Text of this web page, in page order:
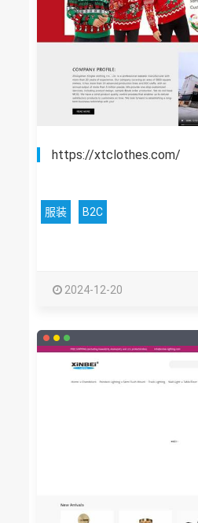
https://xtclothes.com/
服装 B2C
2024-12-20